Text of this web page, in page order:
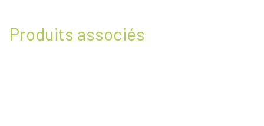
Produits associés